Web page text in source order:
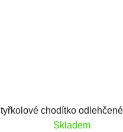
chodítko
Skladem